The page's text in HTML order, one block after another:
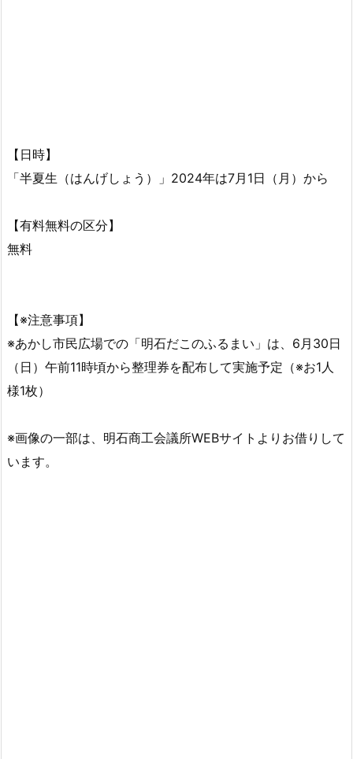
【日時】
「半夏生（はんげしょう）」2024年は7月1日（月）から
【有料無料の区分】
無料
【※注意事項】
※あかし市民広場での「明石だこのふるまい」は、6月30日
（日）午前11時頃から整理券を配布して実施予定（※お1人
様1枚）
※画像の一部は、明石商工会議所WEBサイトよりお借りして
います。